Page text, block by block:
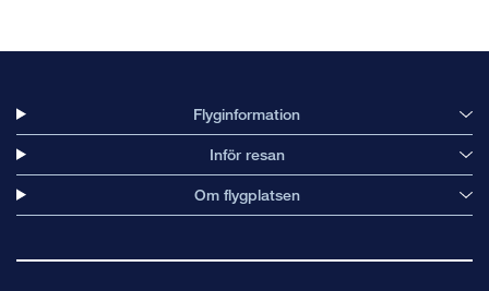
Flyginformation
Inför resan
Om flygplatsen